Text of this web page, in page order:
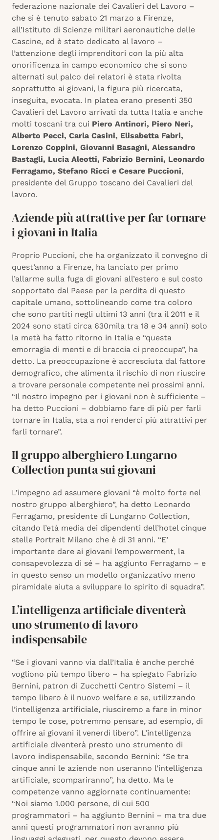
federazione nazionale dei Cavalieri del Lavoro –
che si è tenuto sabato 21 marzo a Firenze,
all’Istituto di Scienze militari aeronautiche delle
Cascine, ed è stato dedicato al lavoro –
l’attenzione degli imprenditori con la più alta
onorificenza in campo economico che si sono
alternati sul palco dei relatori è stata rivolta
soprattutto ai giovani, la figura più ricercata,
inseguita, evocata. In platea erano presenti 350
Cavalieri del Lavoro arrivati da tutta Italia e anche
molti toscani tra cui Piero Antinori, Piero Neri,
Alberto Pecci, Carla Casini, Elisabetta Fabri,
Lorenzo Coppini, Giovanni Basagni, Alessandro
Bastagli, Lucia Aleotti, Fabrizio Bernini, Leonardo
Ferragamo, Stefano Ricci e Cesare Puccioni,
presidente del Gruppo toscano dei Cavalieri del
lavoro.
Aziende più attrattive per far tornare
i giovani in Italia
Proprio Puccioni, che ha organizzato il convegno di
quest’anno a Firenze, ha lanciato per primo
l’allarme sulla fuga di giovani all’estero e sul costo
sopportato dal Paese per la perdita di questo
capitale umano, sottolineando come tra coloro
che sono partiti negli ultimi 13 anni (tra il 2011 e il
2024 sono stati circa 630mila tra 18 e 34 anni) solo
la metà ha fatto ritorno in Italia e “questa
emorragia di menti e di braccia ci preoccupa”, ha
detto. La preoccupazione è accresciuta dal fattore
demografico, che alimenta il rischio di non riuscire
a trovare personale competente nei prossimi anni.
“Il nostro impegno per i giovani non è sufficiente –
ha detto Puccioni – dobbiamo fare di più per farli
tornare in Italia, sta a noi renderci più attrattivi per
farli tornare”.
Il gruppo alberghiero Lungarno
Collection punta sui giovani
L’impegno ad assumere giovani “è molto forte nel
nostro gruppo alberghiero”, ha detto Leonardo
Ferragamo, presidente di Lungarno Collection,
citando l’età media dei dipendenti dell’hotel cinque
stelle Portrait Milano che è di 31 anni. “E’
importante dare ai giovani l’empowerment, la
consapevolezza di sé – ha aggiunto Ferragamo – e
in questo senso un modello organizzativo meno
piramidale aiuta a sviluppare lo spirito di squadra”.
L’intelligenza artificiale diventerà
uno strumento di lavoro
indispensabile
“Se i giovani vanno via dall’Italia è anche perché
vogliono più tempo libero – ha spiegato Fabrizio
Bernini, patron di Zucchetti Centro Sistemi – il
tempo libero è il nuovo welfare e se, utilizzando
l’intelligenza artificiale, riusciremo a fare in minor
tempo le cose, potremmo pensare, ad esempio, di
offrire ai giovani il venerdì libero”. L’intelligenza
artificiale diventerà presto uno strumento di
lavoro indispensabile, secondo Bernini: “Se tra
cinque anni le aziende non useranno l’intelligenza
artificiale, scompariranno”, ha detto. Ma le
competenze vanno aggiornate continuamente:
“Noi siamo 1.000 persone, di cui 500
programmatori – ha aggiunto Bernini – ma tra due
anni questi programmatori non avranno più